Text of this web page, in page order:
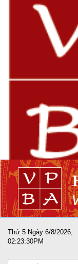
Thứ 5 Ngày 6/8/2026,
02:23:31PM
sóng gió